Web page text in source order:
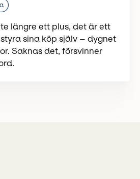
längre ett plus, det är ett
sina köp själv – dygnet
Saknas det, försvinner